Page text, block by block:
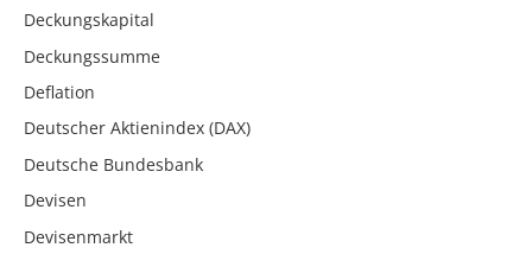
Deckungskapital
Deckungssumme
Deflation
Deutscher Aktienindex (DAX)
Deutsche Bundesbank
Devisen
Devisenmarkt